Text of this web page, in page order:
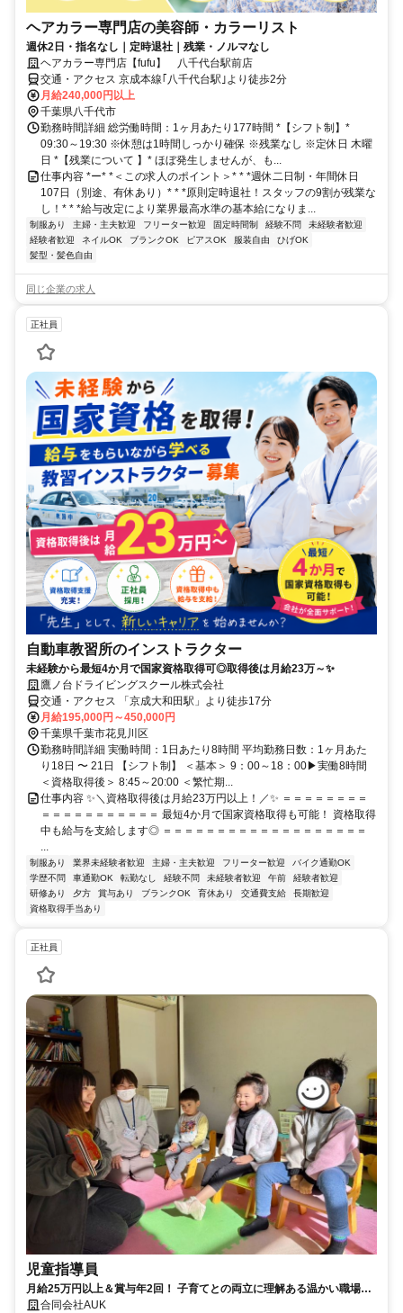
ヘアカラー専門店の美容師・カラーリスト
週休2日・指名なし｜定時退社｜残業・ノルマなし
ヘアカラー専門店【fufu】 八千代台駅前店
交通・アクセス 京成本線｢八千代台駅｣より徒歩2分
月給240,000円以上
千葉県八千代市
勤務時間詳細 総労働時間：1ヶ月あたり177時間 *【シフト制】*
09:30～19:30 ※休憩は1時間しっかり確保 ※残業なし ※定休日 木曜
日 *【残業について 】* ほぼ発生しませんが、も...
仕事内容 *ー* *＜この求人のポイント＞* * *週休二日制・年間休日
107日（別途、有休あり）* * *原則定時退社！スタッフの9割が残業な
し！* * *給与改定により業界最高水準の基本給になりま...
制服あり 主婦・主夫歓迎 フリーター歓迎 固定時間制 経験不問
未経験者歓迎
経験者歓迎
ネイルOK ブランクOK ピアスOK 服装自由
ひげOK
髪型・髪色自由
同じ企業の求人
正社員
自動車教習所のインストラクター
未経験から最短4か月で国家資格取得可◎取得後は月給23万～✨
鷹ノ台ドライビングスクール株式会社
交通・アクセス 「京成大和田駅」より徒歩17分
月給195,000円～450,000円
千葉県千葉市花見川区
勤務時間詳細 実働時間：1日あたり8時間 平均勤務日数：1ヶ月あた
り18日 〜 21日 【シフト制】 ＜基本＞ 9：00～18：00▶実働8時間
＜資格取得後＞ 8:45～20:00 ＜繁忙期...
仕事内容 ✨＼資格取得後は月給23万円以上！／✨ ＝＝＝＝＝＝＝＝
＝＝＝＝＝＝＝＝＝＝＝ 最短4か月で国家資格取得も可能！ 資格取得
中も給与を支給します◎ ＝＝＝＝＝＝＝＝＝＝＝＝＝＝＝＝＝＝＝
...
制服あり 業界未経験者歓迎 主婦・主夫歓迎 フリーター歓迎
バイク通勤OK
学歴不問
車通勤OK 転勤なし 経験不問 未経験者歓迎 午前
経験者歓迎
研修あり
夕方 賞与あり ブランクOK 育休あり 交通費支給
長期歓迎
資格取得手当あり
正社員
児童指導員
月給25万円以上＆賞与年2回！ 子育てとの両立に理解ある温かい職場で
す 合同会社AUK